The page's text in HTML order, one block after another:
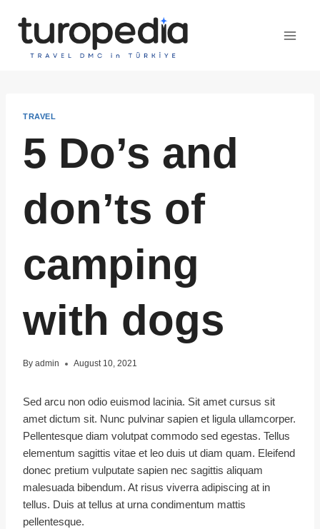
content
TRAVEL
5 Do’s and
don’ts of
camping
with dogs
By admin August 10, 2021
Sed arcu non odio euismod lacinia. Sit amet cursus sit
amet dictum sit. Nunc pulvinar sapien et ligula ullamcorper.
Pellentesque diam volutpat commodo sed egestas. Tellus
elementum sagittis vitae et leo duis ut diam quam. Eleifend
donec pretium vulputate sapien nec sagittis aliquam
malesuada bibendum. At risus viverra adipiscing at in
tellus. Duis at tellus at urna condimentum mattis
pellentesque.